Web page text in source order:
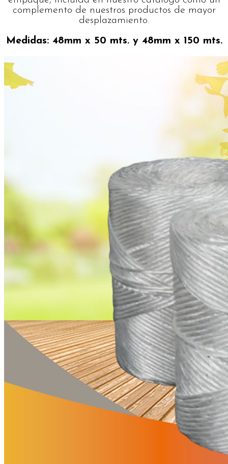
complemento de nuestros productos de mayor
desplazamiento.
Medidas: 48mm x 50 mts. y 48mm x 150 mts.